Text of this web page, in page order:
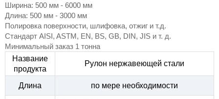
Ширина: 500 мм - 6000 мм
Длина: 500 мм - 3000 мм
Полировка поверхности, шлифовка, отжиг и т.д.
Стандарт AISI, ASTM, EN, BS, GB, DIN, JIS и т. д.
Минимальный заказ 1 тонна
Название
продукта
Рулон нержавеющей стали
Длина по мере необходимости